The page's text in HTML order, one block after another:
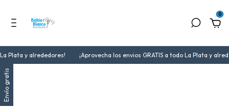
0
Plata y alrededores! ¡Aprovecha los envios GRATIS a todo La Plata y
Envío gratis